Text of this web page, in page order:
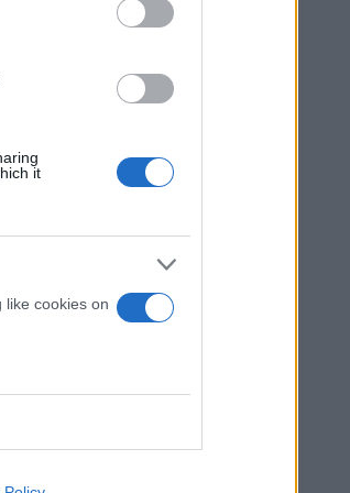
it
like cookies on
Η επιστολική ψήφος
ανέφερε ο
επί της αρχής
είναι και η